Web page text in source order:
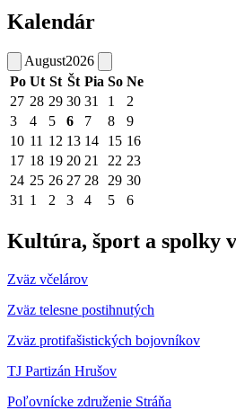
Kalendár
August2026
Po Ut St Št Pia So Ne
27 28 29 30 31 1
2
3
4 5 6 7 8
9
10 11 12 13 14 15 16
17 18 19 20 21 22 23
24 25 26 27 28 29 30
31 1 2 3 4 5 6
Kultúra, šport a spolky
Zväz včelárov
Zväz telesne postihnutých
Zväz protifašistických bojovníkov
TJ Partizán Hrušov
Poľovnícke združenie Stráňa